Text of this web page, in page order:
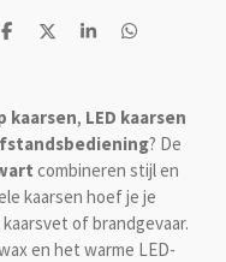
D
n
D
S
e
D
n
kaarsen, LED kaarsen
? De
combineren stijl en
kaarsen hoef je je
of brandgevaar.
en het warme LED-